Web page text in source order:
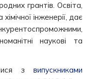
грантів. Освіта,
інженерії, дає
наукові та
з випускниками